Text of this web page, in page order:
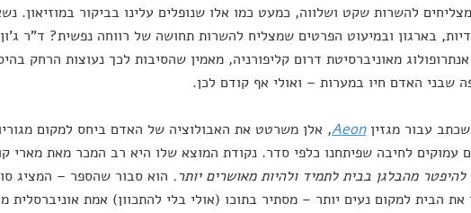
להשרות שקט ושלווה, כמעט כמו אלו שנופלים עלינו בביקור במוזיאון.
בארגון ובמיעוט הפרטים שמצליח להשרות תחושה של רווחה נפשית? ד"ר
אנתרופולוג מאוניברסיטת דרום קליפורניה, מאמין שהסיבות לכך נעוצות הרחק
שבני האדם חיו במערות – ואולי אף קודם לכן.
עבור מגזיןAeon, אלן משרטט את האבולוציה של האדם ביחס למקום
עמוקים לחיבה שפיתחנו כלפי סדר. נקודת המוצא שלו היא רב המכר מאת מארי
מהבלגן בבית לתמיד ולהיות מאושרים יותר. הוא סבור שהספר – המציג
את הבית למקום נעים יותר – מסתיר בתוכו (אולי בלי להתכוון) אמת